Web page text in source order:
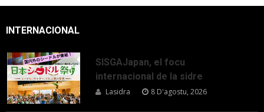
INTERNACIONAL
SISGAJapan, el focu
internacional de la sidre
Lasidra 8 D'agostu, 2026